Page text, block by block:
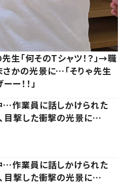
生「何そのTシャツ！？」→職
かの光景に…「そりゃ先生
ー！！」
…作業員に話しかけられた
目撃した衝撃の光景に…
…作業員に話しかけられた
目撃した衝撃の光景に…